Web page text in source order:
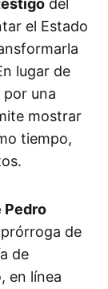
el Estado
lugar de
una
mostrar
tiempo,
Pedro
de
de
en línea